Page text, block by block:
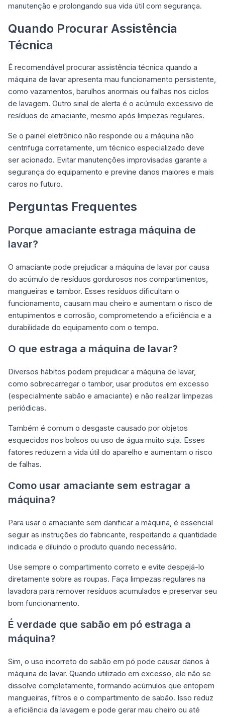
manutenção e prolongando sua vida útil com segurança.
Quando Procurar Assistência
Técnica
É recomendável procurar assistência técnica quando a
máquina de lavar apresenta mau funcionamento persistente,
como vazamentos, barulhos anormais ou falhas nos ciclos
de lavagem. Outro sinal de alerta é o acúmulo excessivo de
resíduos de amaciante, mesmo após limpezas regulares.
Se o painel eletrônico não responde ou a máquina não
centrifuga corretamente, um técnico especializado deve
ser acionado. Evitar manutenções improvisadas garante a
segurança do equipamento e previne danos maiores e mais
caros no futuro.
Perguntas Frequentes
Porque amaciante estraga máquina de
lavar?
O amaciante pode prejudicar a máquina de lavar por causa
do acúmulo de resíduos gordurosos nos compartimentos,
mangueiras e tambor. Esses resíduos dificultam o
funcionamento, causam mau cheiro e aumentam o risco de
entupimentos e corrosão, comprometendo a eficiência e a
durabilidade do equipamento com o tempo.
O que estraga a máquina de lavar?
Diversos hábitos podem prejudicar a máquina de lavar,
como sobrecarregar o tambor, usar produtos em excesso
(especialmente sabão e amaciante) e não realizar limpezas
periódicas.
Também é comum o desgaste causado por objetos
esquecidos nos bolsos ou uso de água muito suja. Esses
fatores reduzem a vida útil do aparelho e aumentam o risco
de falhas.
Como usar amaciante sem estragar a
máquina?
Para usar o amaciante sem danificar a máquina, é essencial
seguir as instruções do fabricante, respeitando a quantidade
indicada e diluindo o produto quando necessário.
Use sempre o compartimento correto e evite despejá-lo
diretamente sobre as roupas. Faça limpezas regulares na
lavadora para remover resíduos acumulados e preservar seu
bom funcionamento.
É verdade que sabão em pó estraga a
máquina?
Sim, o uso incorreto do sabão em pó pode causar danos à
máquina de lavar. Quando utilizado em excesso, ele não se
dissolve completamente, formando acúmulos que entopem
mangueiras, filtros e o compartimento de sabão. Isso reduz
a eficiência da lavagem e pode gerar mau cheiro ou até